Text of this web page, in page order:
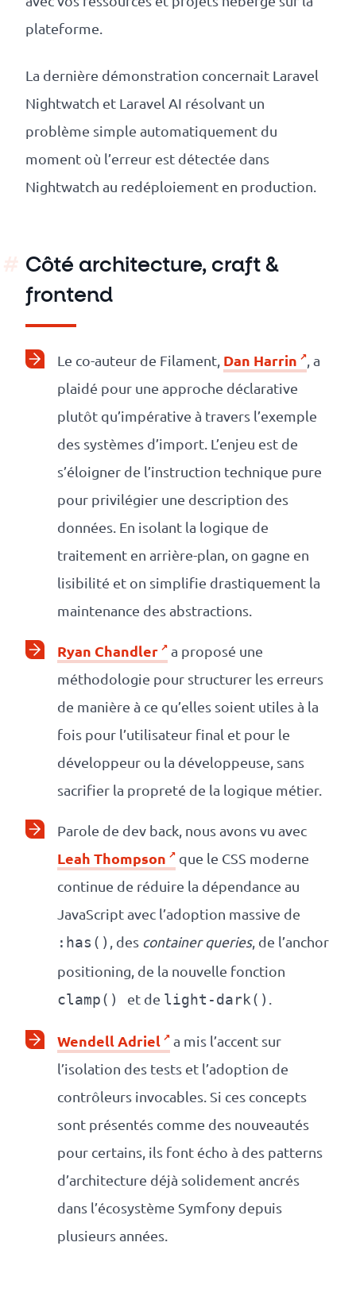
plateforme.
La dernière démonstration concernait Laravel
Nightwatch et Laravel AI résolvant un
problème simple automatiquement du
moment où l’erreur est détectée dans
Nightwatch au redéploiement en production.
Côté architecture, craft &
frontend
Le co-auteur de Filament, Dan Harrin
, a
plaidé pour une approche déclarative
plutôt qu’impérative à travers l’exemple
des systèmes d’import. L’enjeu est de
s’éloigner de l’instruction technique pure
pour privilégier une description des
données. En isolant la logique de
traitement en arrière-plan, on gagne en
lisibilité et on simplifie drastiquement la
maintenance des abstractions.
Ryan Chandler
a proposé une
méthodologie pour structurer les erreurs
de manière à ce qu’elles soient utiles à la
fois pour l’utilisateur final et pour le
développeur ou la développeuse, sans
sacrifier la propreté de la logique métier.
Parole de dev back, nous avons vu avec
Leah Thompson
que le CSS moderne
continue de réduire la dépendance au
JavaScript avec l’adoption massive de
:has() , des container queries, de l’anchor
positioning, de la nouvelle fonction
clamp() et de light-dark()
Wendell Adriel
a mis l’accent sur
l’isolation des tests et l’adoption de
contrôleurs invocables. Si ces concepts
sont présentés comme des nouveautés
pour certains, ils font écho à des patterns
d’architecture déjà solidement ancrés
dans l’écosystème Symfony depuis
plusieurs années.